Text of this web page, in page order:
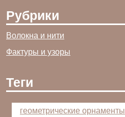
Рубрики
Волокна и нити
Фактуры и узоры
Теги
геометрические орнаменты